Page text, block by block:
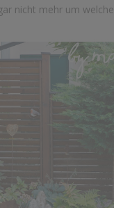
nicht mehr um